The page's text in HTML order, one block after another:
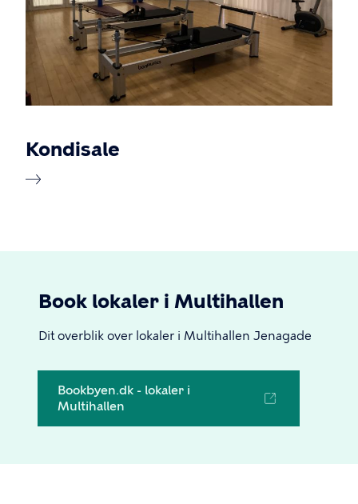
Kondisale
Book lokaler i Multihallen
Dit overblik over lokaler i Multihallen Jenagade
Bookbyen.dk - lokaler i
Multihallen